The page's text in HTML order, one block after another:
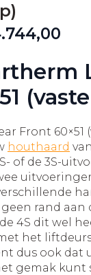
Front 60×51
houthaard van
of de 3S-
rand aan
4S dit wel
het
dus ook dat
gemak kunt